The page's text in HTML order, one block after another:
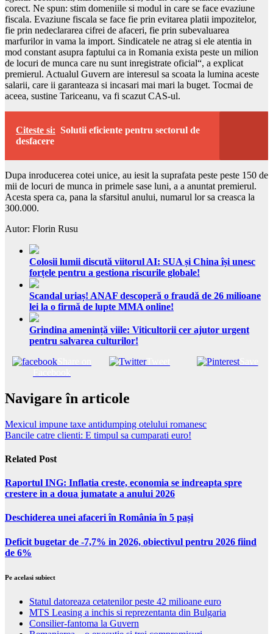
corect. Ne spun: stim domeniile si modul in care se face evaziune
fiscala. Evaziune fiscala se face fie prin evitarea platii impozitelor,
fie prin nedeclararea cifrei de afaceri, fie prin subevaluarea
marfurilor in vama la import. Sindicatele ne atrag si ele atentia in
mod constant asupra faptului ca in Romania exista peste un milion
de locuri de munca care nu sunt inregistrate oficial“, a explicat
premierul. Actualul Guvern are interesul sa scoata la lumina aceste
salarii, care ii garanteaza si incasari mai mari la buget. Tocmai de
aceea, sustine Tariceanu, va fi scazut CAS-ul.
Citeste si: Solutii eficiente pentru sectorul de
desfacere
Dupa inroducerea cotei unice, au iesit la suprafata peste peste 150 de
mii de locuri de munca in primele sase luni, a a anuntat premierul.
Acesta spera ca, pana la sfarsitul anului, numarul lor sa creasca la
300.000.
Autor: Florin Rusu
Colosii lumii discută viitorul AI: SUA și China își unesc
forțele pentru a gestiona riscurile globale!
Scandal uriaș! ANAF descoperă o fraudă de 26 milioane
lei la o firmă de lupte MMA online!
Grindina amenință viile: Viticultorii cer ajutor urgent
pentru salvarea culturilor!
Tweet Save
Navigare în articole
Mexicul impune taxe antidumping otelului romanesc
Bancile catre clienti: E timpul sa cumparati euro!
Related Post
Raportul ING: Inflatia creste, economia se indreapta spre
crestere in a doua jumatate a anului 2026
Deschiderea unei afaceri în România în 5 pași
Deficit bugetar de -7,7% in 2026, obiectivul pentru 2026 fiind
de 6%
Pe acelasi subiect
Statul datoreaza cetatenilor peste 42 milioane euro
MTS Leasing a inchis si reprezentanta din Bulgaria
Consilier-fantoma la Guvern